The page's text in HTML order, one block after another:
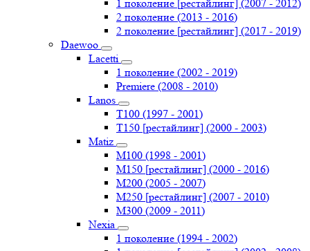
1 поколение [рестайлинг] (2007 - 2012)
2 поколение (2013 - 2016)
2 поколение [рестайлинг] (2017 - 2019)
Daewoo
Lacetti
1 поколение (2002 - 2019)
Premiere (2008 - 2010)
Lanos
T100 (1997 - 2001)
T150 [рестайлинг] (2000 - 2003)
Matiz
M100 (1998 - 2001)
M150 [рестайлинг] (2000 - 2016)
M200 (2005 - 2007)
M250 [рестайлинг] (2007 - 2010)
M300 (2009 - 2011)
Nexia
1 поколение (1994 - 2002)